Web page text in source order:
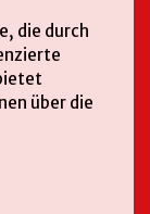
die durch
über die